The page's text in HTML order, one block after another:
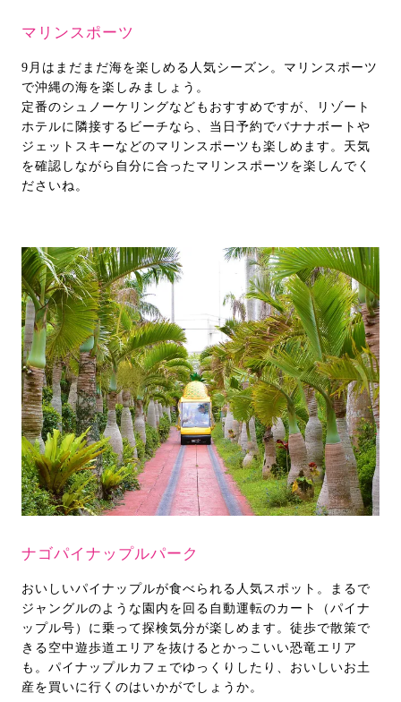
マリンスポーツ
9月はまだまだ海を楽しめる人気シーズン。マリンスポーツ
で沖縄の海を楽しみましょう。
定番のシュノーケリングなどもおすすめですが、リゾート
ホテルに隣接するビーチなら、当日予約でバナナボートや
ジェットスキーなどのマリンスポーツも楽しめます。天気
を確認しながら自分に合ったマリンスポーツを楽しんでく
ださいね。
ナゴパイナップルパーク
おいしいパイナップルが食べられる人気スポット。まるで
ジャングルのような園内を回る自動運転のカート（パイナ
ップル号）に乗って探検気分が楽しめます。徒歩で散策で
きる空中遊歩道エリアを抜けるとかっこいい恐竜エリア
も。パイナップルカフェでゆっくりしたり、おいしいお土
産を買いに行くのはいかがでしょうか。